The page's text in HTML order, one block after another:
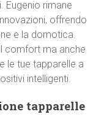
Eugenio rimane
offrendo
e la domotica.
comfort ma anche
le tue tapparelle a
intelligenti.
tapparelle